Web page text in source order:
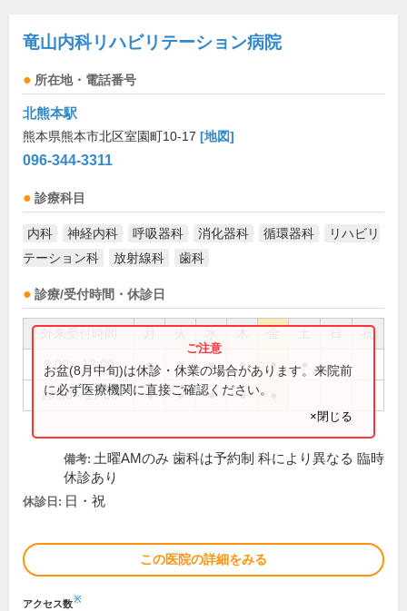
竜山内科リハビリテーション病院
所在地・電話番号
北熊本駅
熊本県熊本市北区室園町10-17 [地図]
096-344-3311
診療科目
内科 神経内科 呼吸器科 消化器科 循環器科
リハビリ
テーション科
放射線科 歯科
診療/受付時間・休診日
祝
9:00～12:00 ● ● ● ● ●
13:30～17:00 ● ● ● ●
お盆(8月中旬)は休診・休業の場合があります。来院前
に必ず医療機関に直接ご確認ください。
×閉じる
備考: 土曜AMのみ 歯科は予約制 科により異なる 臨時
休診あり
休診日: 日・祝
この医院の詳細をみる
アクセス数※